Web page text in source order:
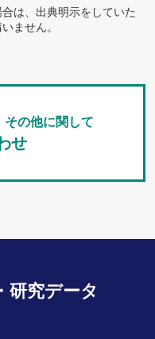
は、出典明示をしていた
ません。
その他に関して
せ
研究データ